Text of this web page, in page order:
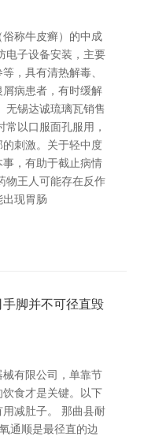
称牛皮癣）的中成
电子设备安装，主要
，具有清热解毒、
病患者，有时缓解
无锡达诚琉璃瓦销售
以口服面孔服用，
刺激。关于轻中度
，有助于截止病情
物王人可能存在反作
出现胃肠
脚并不可径直毁
有限公司，单靠节
食才是关键。以下
减肚子。 那曲县耐
通顺是最径直的边